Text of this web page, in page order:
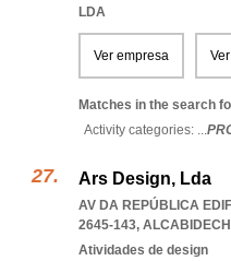
LDA
Ver empresa
Matches in the search
Activity categories: ...
Ars Design, Lda
AV DA REPÚBLICA
2645-143,
Atividades de design